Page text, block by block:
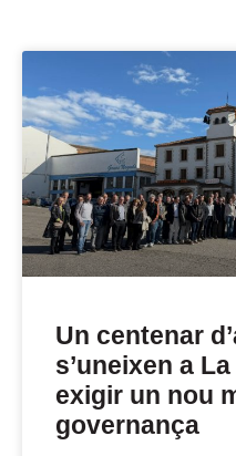
Un centenar
s’uneixen a
exigir un nou
governança